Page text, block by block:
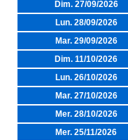
Dim. 27/09/2026
Lun. 28/09/2026
Mar. 29/09/2026
Dim. 11/10/2026
Lun. 26/10/2026
Mar. 27/10/2026
Mer. 28/10/2026
Mer. 25/11/2026